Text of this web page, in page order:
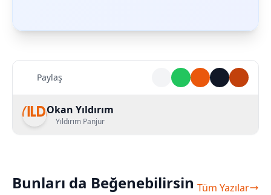
Paylaş
Okan Yıldırım
Yıldırım Panjur
Bunları da Beğenebilirsin Tüm Yazılar